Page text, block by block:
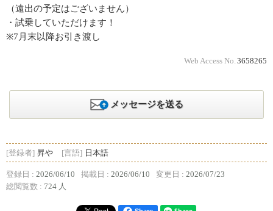
（遠出の予定はございません）
・試乗していただけます！
※7月末以降お引き渡し
Web Access No. 3658265
メッセージを送る
[登録者] 昇や [言語] 日本語
登録日 : 2026/06/10 掲載日 : 2026/06/10 変更日 : 2026/07/23
総閲覧数 : 724 人